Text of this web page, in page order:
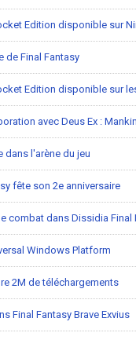
Edition disponible sur
de Final Fantasy
Edition disponible sur
avec Deus Ex :
dans l'arène du jeu
fête son 2e anniversaire
combat dans Dissidia Final
Windows Platform
2M de téléchargements
Final Fantasy Brave Exvius